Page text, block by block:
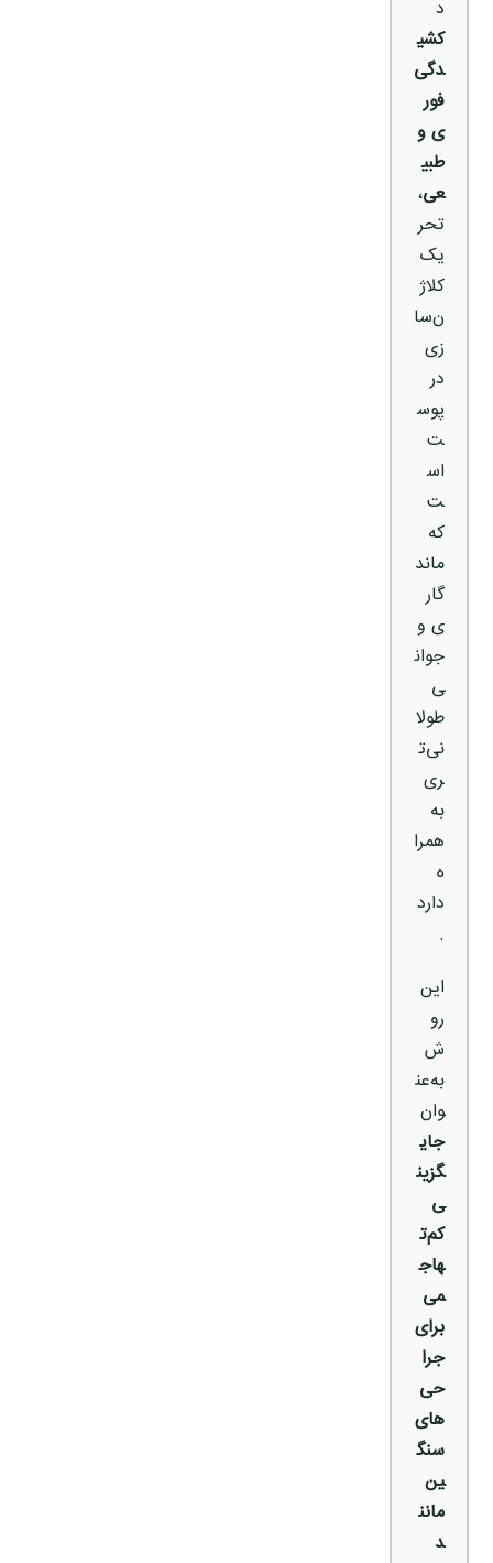
د
کشی
دگی
فور
ی و
طبی
عی،
تحر
یک
کلاژ
ن‌سا
زی
در
پوس
ت
اس
ت
که
ماند
گار
ی و
جوان
ی
طولا
نی‌ت
ری
به
همرا
ه
دارد
.
این
رو
ش
به‌عن
وان
جای
گزین
ی
کم‌ت
هاج
می
برای
جرا
حی‌
های
سنگ
ین
مانن
د